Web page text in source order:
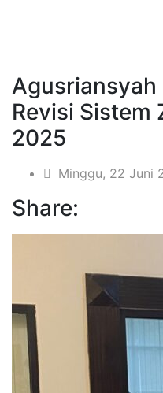
Agusriansyah
Revisi Sistem
2025
Minggu, 22 Juni
Share: